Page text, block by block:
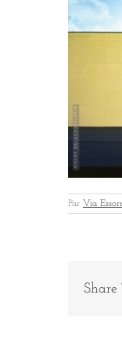
Par Via Essorr
Share